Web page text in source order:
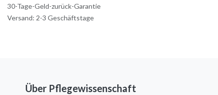
30-Tage-Geld-zurück-Garantie
Versand: 2-3 Geschäftstage
Über Pflegewissenschaft